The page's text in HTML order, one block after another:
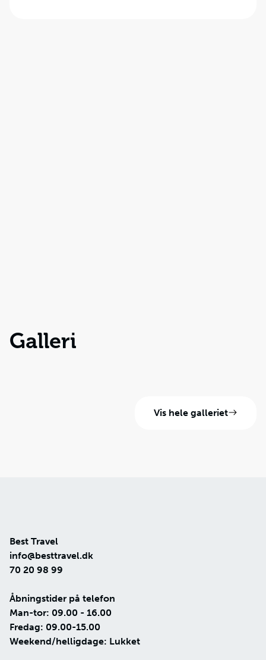
Galleri
Vis hele galleriet
Best Travel
info@besttravel.dk
70 20 98 99
Åbningstider på telefon
Man-tor: 09.00 - 16.00
Fredag: 09.00-15.00
Weekend/helligdage: Lukket